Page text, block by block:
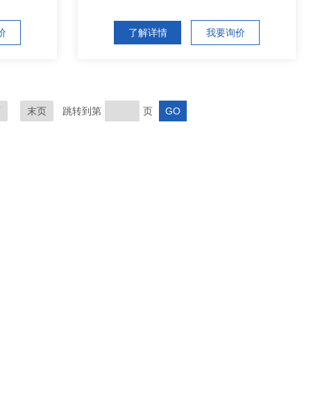
了解详情 我要询价
末页 跳转到第 页